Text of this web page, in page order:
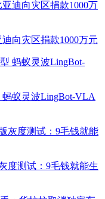
向灾区捐款1000万元
蚁灵波LingBot-VLA
度测试：9毛钱就能生